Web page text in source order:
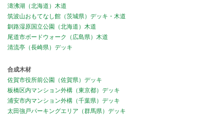
濤沸湖（北海道）木道
筑波山おもてなし館（茨城県）デッキ・木道
釧路湿原国立公園（北海道）木道
尾道市ボードウォーク（広島県）木道
清流亭（長崎県）デッキ
合成木材
佐賀市役所前公園（佐賀県）デッキ
板橋区内マンション外構（東京都）デッキ
浦安市内マンション外構（千葉県）デッキ
太田強戸パーキングエリア（群馬県）デッキ